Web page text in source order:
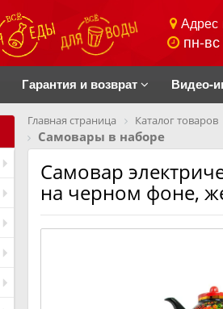
Адрес
пн-
Гарантия и возврат Видео-
Главная страница Каталог товаров
Самовары в наборе
Самовар
на черном фоне,